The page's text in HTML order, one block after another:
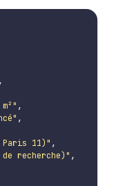
,
,
,
11)" ,
recherche)" ,